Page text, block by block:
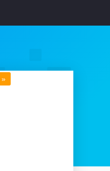
»